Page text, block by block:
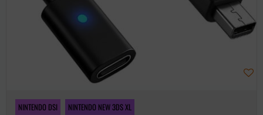
NINTENDO DSI NINTENDO NEW 3DS XL